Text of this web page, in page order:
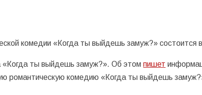
комедии «Когда ты выйдешь замуж?» состоится
«Когда ты выйдешь замуж?». Об этомпишет
романтическую комедию «Когда ты выйдешь